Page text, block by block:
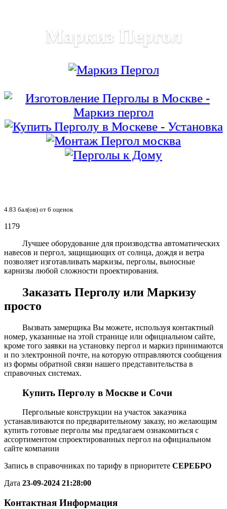
Маркиз Пергол
4.83 бал(ов) от 6 оценок
1179
Лучшее оборудование для производства автоматических
навесов и пергол, защищающих от солнца, дождя и ветра
позволяет изготавливать маркизы, перголы, выносные
карнизы любой сложности проектирования.
Заказать Перголу или Маркизу
просто
Вызвать замерщика Вы можете, используя контактный
номер, указанные на этой странице или официальном сайте,
кроме того заявки на установку пергол и маркиз принимаются
и по электронной почте, на которую отправляются сообщения
из формы обратной связи нашего представительства в
справочных системах.
Купить Перголу в Москве и Сочи
Пергольные конструкции на участок заказчика
устанавливаются по предварительному заказу, но желающим
купить готовые перголы мы предлагаем ознакомиться с
ассортиментом спроектированных пергол на официальном
сайте компании
Запись в справочниках по тарифу в приоритете СЕРЕБРО
Дата 23-09-2024 21:28:00
Контактная Информация